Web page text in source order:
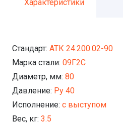
Характеристики
Стандарт: АТК 24.200.02-90
Марка стали: 09Г2С
Диаметр, мм: 80
Давление: Ру 40
Исполнение: с выступом
Вес, кг: 3.5